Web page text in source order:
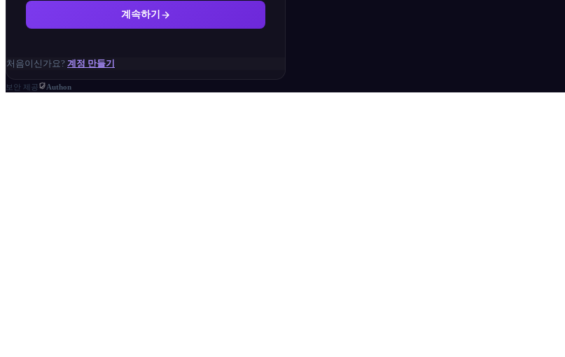
계속하기
처음이신가요? 계정 만들기
보안 제공 Authon